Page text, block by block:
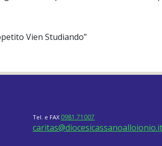
Vien Studiando”
Tel. e FAX 0981.71007
caritas@diocesicassanoalloionio.it